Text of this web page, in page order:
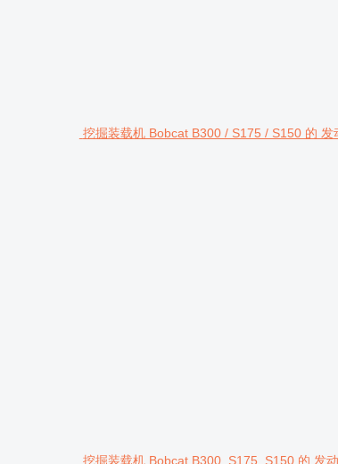
挖掘装载机 Bobcat B300 / S175 / S150 的
挖掘装载机 Bobcat B300, S175, S150 的 发